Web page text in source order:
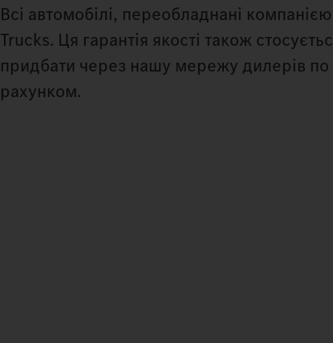
Всі автомобілі, переобладнані
Trucks. Ця гарантія якості також
придбати через нашу мережу дилерів по
рахунком.